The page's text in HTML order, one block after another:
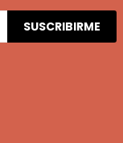
SUSCRIBIRME